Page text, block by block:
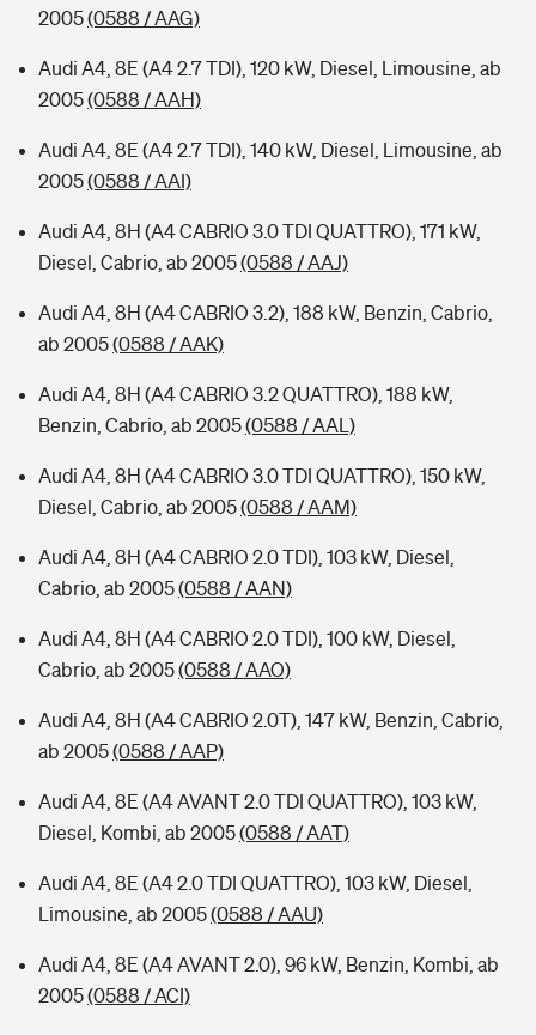
2005(0588 / AAG)
Audi A4, 8E (A4 2.7 TDI), 120 kW, Diesel, Limousine, ab
2005(0588 / AAH)
Audi A4, 8E (A4 2.7 TDI), 140 kW, Diesel, Limousine, ab
2005(0588 / AAI)
Audi A4, 8H (A4 CABRIO 3.0 TDI QUATTRO), 171 kW,
Diesel, Cabrio, ab 2005(0588 / AAJ)
Audi A4, 8H (A4 CABRIO 3.2), 188 kW, Benzin, Cabrio,
ab 2005(0588 / AAK)
Audi A4, 8H (A4 CABRIO 3.2 QUATTRO), 188 kW,
Benzin, Cabrio, ab 2005(0588 / AAL)
Audi A4, 8H (A4 CABRIO 3.0 TDI QUATTRO), 150 kW,
Diesel, Cabrio, ab 2005(0588 / AAM)
Audi A4, 8H (A4 CABRIO 2.0 TDI), 103 kW, Diesel,
Cabrio, ab 2005(0588 / AAN)
Audi A4, 8H (A4 CABRIO 2.0 TDI), 100 kW, Diesel,
Cabrio, ab 2005(0588 / AAO)
Audi A4, 8H (A4 CABRIO 2.0T), 147 kW, Benzin, Cabrio,
ab 2005(0588 / AAP)
Audi A4, 8E (A4 AVANT 2.0 TDI QUATTRO), 103 kW,
Diesel, Kombi, ab 2005(0588 / AAT)
Audi A4, 8E (A4 2.0 TDI QUATTRO), 103 kW, Diesel,
Limousine, ab 2005(0588 / AAU)
Audi A4, 8E (A4 AVANT 2.0), 96 kW, Benzin, Kombi, ab
2005(0588 / ACI)